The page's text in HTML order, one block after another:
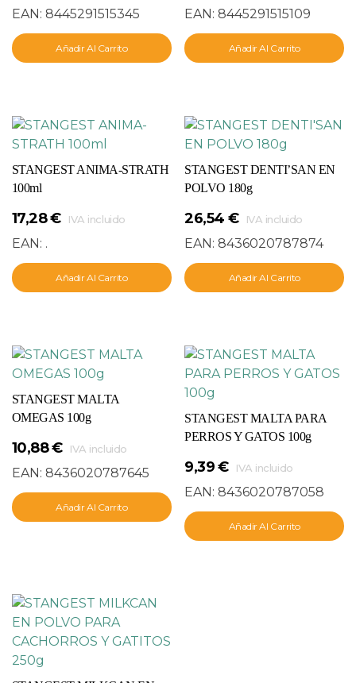
EAN: 8445291515345
Añadir Al Carrito
EAN:8445291515109
Añadir Al Carrito
STANGEST ANIMA-STRATH
100ml
17,28€ IVA incluido
EAN: .
Añadir Al Carrito
STANGEST DENTI’SAN EN
POLVO 180g
26,54 € IVA incluido
EAN:8436020787874
Añadir Al Carrito
STANGEST MALTA
OMEGAS 100g
10,88€ IVA incluido
EAN: 8436020787645
Añadir Al Carrito
STANGEST MALTA PARA
PERROS Y GATOS 100g
9,39€ IVA incluido
EAN:8436020787058
Añadir Al Carrito